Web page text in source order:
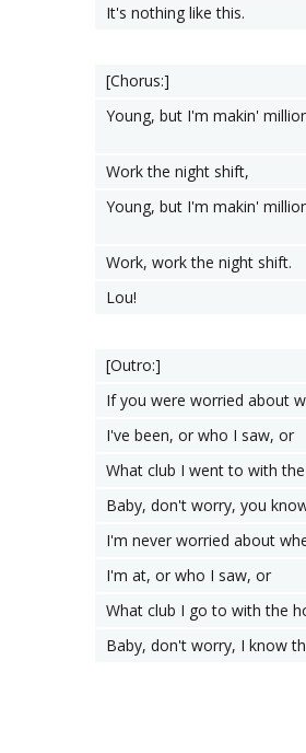
It's nothing like this.
[Chorus:]
Young, but I'm makin'
Work the night shift,
Young, but I'm makin'
Work, work the night shift.
Lou!
[Outro:]
If you were worried about
I've been, or who I saw, or
What club I went to with
Baby, don't worry, you
I'm never worried about
I'm at, or who I saw, or
What club I go to with the
Baby, don't worry, I know